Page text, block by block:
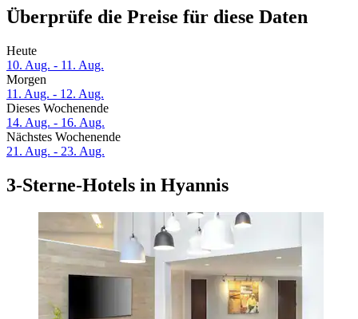
Überprüfe die Preise für diese Daten
Heute
10. Aug. - 11. Aug.
Morgen
11. Aug. - 12. Aug.
Dieses Wochenende
14. Aug. - 16. Aug.
Nächstes Wochenende
21. Aug. - 23. Aug.
3-Sterne-Hotels in Hyannis